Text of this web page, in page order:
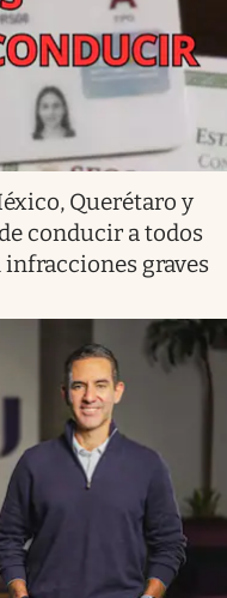
Querétaro y
conducir a todos
graves